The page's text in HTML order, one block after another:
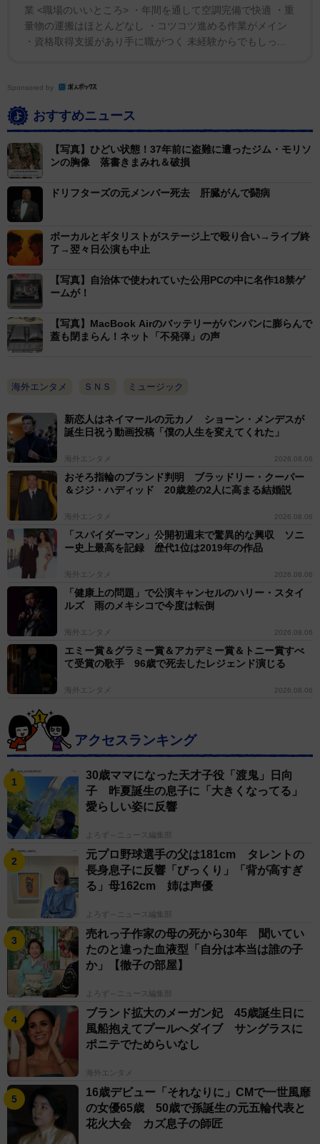
業 <職場のいいところ> ・年間を通して空調完備で快適 ・重
量物の運搬はほとんどなし ・コツコツ進める作業がメイン
・資格取得支援があり手に職がつく 未経験からでもしっ...
Sponsored by
おすすめニュース
【写真】ひどい状態！37年前に盗難に遭ったジム・モリソ
ンの胸像 落書きまみれ＆破損
ドリフターズの元メンバー死去 肝臓がんで闘病
ボーカルとギタリストがステージ上で殴り合い→ライブ終
了→翌々日公演も中止
【写真】自治体で使われていた公用PCの中に名作18禁ゲ
ームが！
【写真】MacBook Airのバッテリーがパンパンに膨らんで
蓋も閉まらん！ネット「不発弾」の声
海外エンタメ ＳＮＳ ミュージック
新恋人はネイマールの元カノ ショーン・メンデスが
誕生日祝う動画投稿「僕の人生を変えてくれた」
海外エンタメ 2026.08.06
おそろ指輪のブランド判明 ブラッドリー・クーパー
＆ジジ・ハディッド 20歳差の2人に高まる結婚説
海外エンタメ 2026.08.06
「スパイダーマン」公開初週末で驚異的な興収 ソニ
ー史上最高を記録 歴代1位は2019年の作品
海外エンタメ 2026.08.06
「健康上の問題」で公演キャンセルのハリー・スタイ
ルズ 雨のメキシコで今度は転倒
海外エンタメ 2026.08.06
エミー賞＆グラミー賞＆アカデミー賞＆トニー賞すべ
て受賞の歌手 96歳で死去したレジェンド演じる
海外エンタメ 2026.08.06
アクセスランキング
30歳ママになった天才子役「渡鬼」日向
子 昨夏誕生の息子に「大きくなってる」
愛らしい姿に反響
よろず～ニュース編集部
元プロ野球選手の父は181cm タレントの
長身息子に反響「びっくり」「背が高すぎ
る」母162cm 姉は声優
よろず～ニュース編集部
売れっ子作家の母の死から30年 聞いてい
たのと違った血液型「自分は本当は誰の子
か」【徹子の部屋】
よろず～ニュース編集部
ブランド拡大のメーガン妃 45歳誕生日に
風船抱えてプールへダイブ サングラスに
ポニテでためらいなし
海外エンタメ
16歳デビュー「それなりに」CMで一世風靡
の女優65歳 50歳で孫誕生の元五輪代表と
花火大会 カズ息子の師匠